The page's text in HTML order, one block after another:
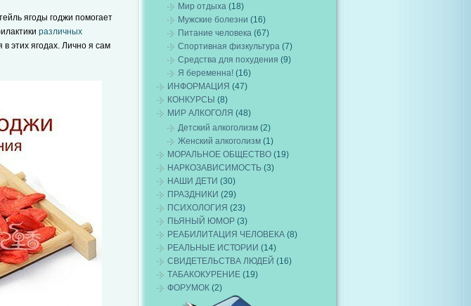
ягоды годжи помогает
различных
этих ягодах. Лично я сам
Мир отдыха (18)
Мужские болезни (16)
Питание человека (67)
Спортивная физкультура (7)
Средства для похудения (9)
Я беременна! (16)
ИНФОРМАЦИЯ (47)
КОНКУРСЫ (8)
МИР АЛКОГОЛЯ (48)
Детский алкоголизм (2)
Женский алкоголизм (1)
МОРАЛЬНОЕ ОБЩЕСТВО (19)
НАРКОЗАВИСИМОСТЬ (3)
НАШИ ДЕТИ (30)
ПРАЗДНИКИ (29)
ПСИХОЛОГИЯ (23)
ПЬЯНЫЙ ЮМОР (3)
РЕАБИЛИТАЦИЯ ЧЕЛОВЕКА (8)
РЕАЛЬНЫЕ ИСТОРИИ (14)
СВИДЕТЕЛЬСТВА ЛЮДЕЙ (16)
ТАБАКОКУРЕНИЕ (19)
ФОРУМОК (2)